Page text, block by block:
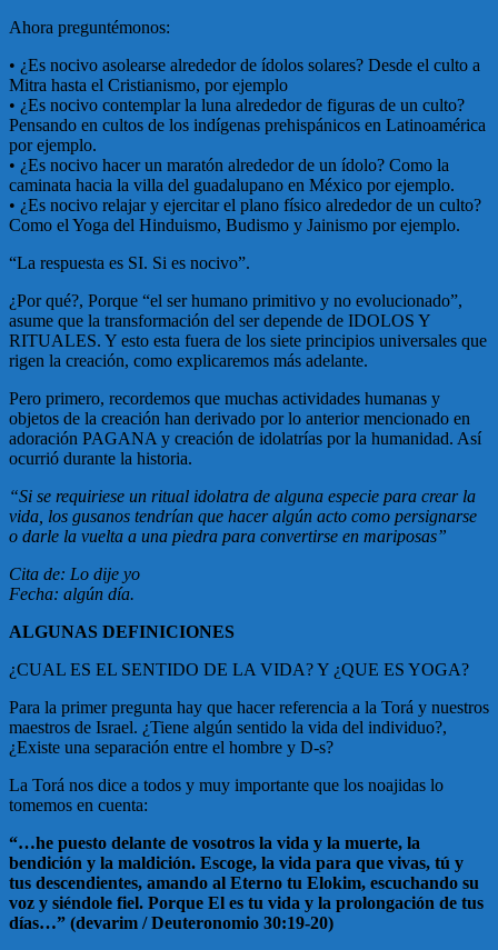
Ahora preguntémonos:
• ¿Es nocivo asolearse alrededor de ídolos solares? Desde el culto a
Mitra hasta el Cristianismo, por ejemplo
• ¿Es nocivo contemplar la luna alrededor de figuras de un culto?
Pensando en cultos de los indígenas prehispánicos en Latinoamérica
por ejemplo.
• ¿Es nocivo hacer un maratón alrededor de un ídolo? Como la
caminata hacia la villa del guadalupano en México por ejemplo.
• ¿Es nocivo relajar y ejercitar el plano físico alrededor de un culto?
Como el Yoga del Hinduismo, Budismo y Jainismo por ejemplo.
“La respuesta es SI. Si es nocivo”.
¿Por qué?, Porque “el ser humano primitivo y no evolucionado”,
asume que la transformación del ser depende de IDOLOS Y
RITUALES. Y esto esta fuera de los siete principios universales que
rigen la creación, como explicaremos más adelante.
Pero primero, recordemos que muchas actividades humanas y
objetos de la creación han derivado por lo anterior mencionado en
adoración PAGANA y creación de idolatrías por la humanidad. Así
ocurrió durante la historia.
“Si se requiriese un ritual idolatra de alguna especie para crear la
vida, los gusanos tendrían que hacer algún acto como persignarse
o darle la vuelta a una piedra para convertirse en mariposas”
Cita de: Lo dije yo
Fecha: algún día.
ALGUNAS DEFINICIONES
¿CUAL ES EL SENTIDO DE LA VIDA? Y ¿QUE ES YOGA?
Para la primer pregunta hay que hacer referencia a la Torá y nuestros
maestros de Israel. ¿Tiene algún sentido la vida del individuo?,
¿Existe una separación entre el hombre y D-s?
La Torá nos dice a todos y muy importante que los noajidas lo
tomemos en cuenta:
“…he puesto delante de vosotros la vida y la muerte, la
bendición y la maldición. Escoge, la vida para que vivas, tú y
tus descendientes, amando al Eterno tu Elokim, escuchando su
voz y siéndole fiel. Porque El es tu vida y la prolongación de tus
días…” (devarim / Deuteronomio 30:19-20)